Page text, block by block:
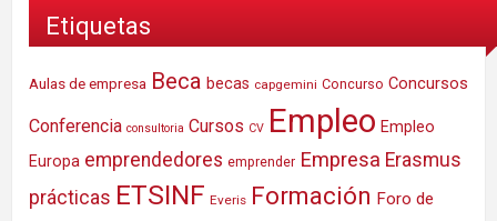
Etiquetas
Aulas de empresa Beca becas capgemini Concurso Concursos
Conferencia consultoria Cursos CV Empleo Empleo
Europa emprendedores emprender Empresa Erasmus
prácticas ETSINF Everis Formación Foro de